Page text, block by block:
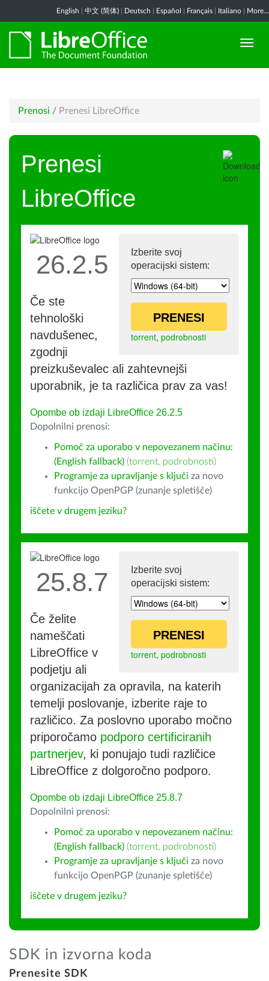
English 中文 (简体) Deutsch Español Français Italiano More...
Prenosi / Prenesi LibreOffice
Prenesi
LibreOffice
Izberite svoj
operacijski sistem:
PRENESI
torrent, podrobnosti
26.2.5
Če ste
tehnološki
navdušenec,
zgodnji
preizkuševalec ali zahtevnejši
uporabnik, je ta različica prav za vas!
Opombe ob izdaji LibreOffice 26.2.5
Dopolnilni prenosi:
Pomoč za uporabo v nepovezanem načinu:
(English fallback) (torrent, podrobnosti)
Programje za upravljanje s ključi za novo
funkcijo OpenPGP (zunanje spletišče)
iščete v drugem jeziku?
Izberite svoj
operacijski sistem:
PRENESI
torrent, podrobnosti
25.8.7
Če želite
nameščati
LibreOffice v
podjetju ali
organizacijah za opravila, na katerih
temelji poslovanje, izberite raje to
različico. Za poslovno uporabo močno
priporočamo podporo certificiranih
partnerjev, ki ponujajo tudi različice
LibreOffice z dolgoročno podporo.
Opombe ob izdaji LibreOffice 25.8.7
Dopolnilni prenosi:
Pomoč za uporabo v nepovezanem načinu:
(English fallback) (torrent, podrobnosti)
Programje za upravljanje s ključi za novo
funkcijo OpenPGP (zunanje spletišče)
iščete v drugem jeziku?
SDK in izvorna koda
Prenesite SDK